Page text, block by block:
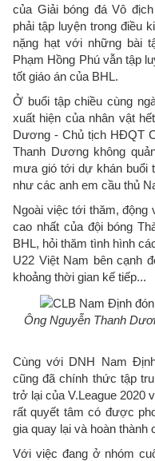
của Giải bóng đá Vô
phải tập luyện trong điều
nặng hạt với những bài
Phạm Hồng Phú vẫn tập
tốt giáo án của BHL.
Ở buổi tập chiều cùng
xuất hiện của nhân vật
Dương - Chủ tịch HĐQT
Thanh Dương không
mưa gió tới dự khán buổi
như các anh em cầu thủ
Ngoài việc tới thăm, động
cao nhất của đội bóng
BHL, hỏi thăm tình hình
U22 Việt Nam bên cạnh
khoảng thời gian kế tiếp...
Ông Nguyễn Thanh
Cùng với DNH Nam
cũng đã chính thức tập
trở lại của V.League 2020
rất quyết tâm có được
gia quay lại và hoàn thành
Với việc đang ở nhóm